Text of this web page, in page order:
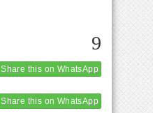
9
Share this on WhatsApp
Share this on WhatsApp